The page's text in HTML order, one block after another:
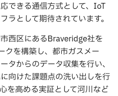
できる通信方式として、IoT
ラとして期待されています。
西区にあるBraveridge社を
クを構築し、都市ガスメー
タからのデータ収集を行い、
向けた課題点の洗い出しを行
を高める実証として河川など